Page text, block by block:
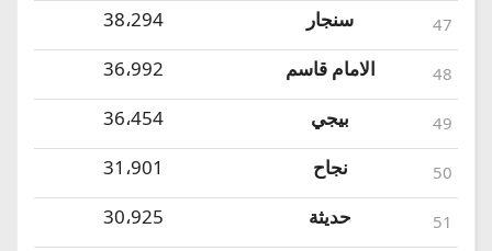
47 سنجار 38،294
48 الامام قاسم 36،992
49 بيجي 36،454
50 نجاح 31،901
51 حديثة 30،925